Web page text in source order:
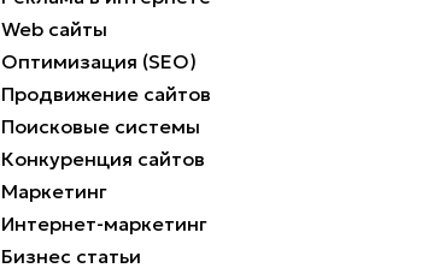
Web сайты
Оптимизация (SEO)
Продвижение сайтов
Поисковые системы
Конкуренция сайтов
Маркетинг
Интернет-маркетинг
Бизнес статьи